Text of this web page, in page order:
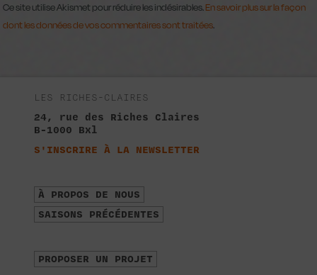
Ce site utilise Akismet pour réduire les indésirables. En savoir plus sur la façon
dont les données de vos commentaires sont traitées
LES RICHES-CLAIRES
24, rue des Riches Claires
B-1000 Bxl
S'INSCRIRE À LA NEWSLETTER
À PROPOS DE NOUS
SAISONS PRÉCÉDENTES
PROPOSER UN PROJET